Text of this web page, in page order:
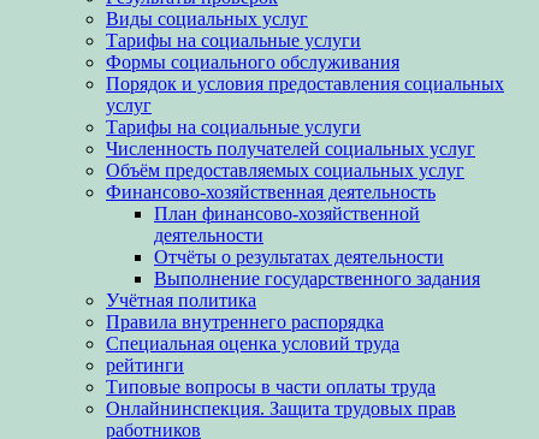
Виды социальных услуг
Тарифы на социальные услуги
Формы социального обслуживания
Порядок и условия предоставления социальных
услуг
Тарифы на социальные услуги
Численность получателей социальных услуг
Объём предоставляемых социальных услуг
Финансово-хозяйственная деятельность
План финансово-хозяйственной
деятельности
Отчёты о результатах деятельности
Выполнение государственного задания
Учётная политика
Правила внутреннего распорядка
Специальная оценка условий труда
рейтинги
Типовые вопросы в части оплаты труда
Онлайнинспекция. Защита трудовых прав
работников